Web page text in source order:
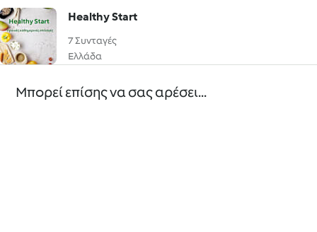
Healthy Start
7 Συνταγές
Ελλάδα
Μπορεί επίσης να σας αρέσει...